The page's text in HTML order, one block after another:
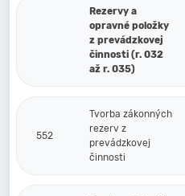
Rezervy a
opravné položky
z prevádzkovej
činnosti (r. 032
až r. 035)
552
Tvorba zákonných
rezerv z
prevádzkovej
činnosti